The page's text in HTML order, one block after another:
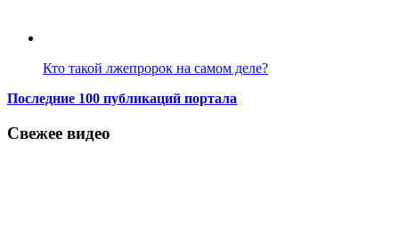
Кто такой лжепророк на самом деле?
Последние 100 публикаций портала
Свежее видео